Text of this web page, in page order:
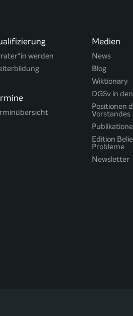
werden
Medien
News
Blog
Wiktionary
DGSv in
Positionen
Vorstandes
Edition
Probleme
Newsletter